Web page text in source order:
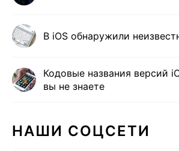
В iOS обнаружили
Кодовые названия версий
вы не знаете
НАШИ СОЦСЕТИ